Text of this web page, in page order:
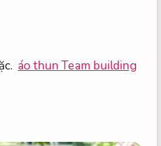
áo thun Team building